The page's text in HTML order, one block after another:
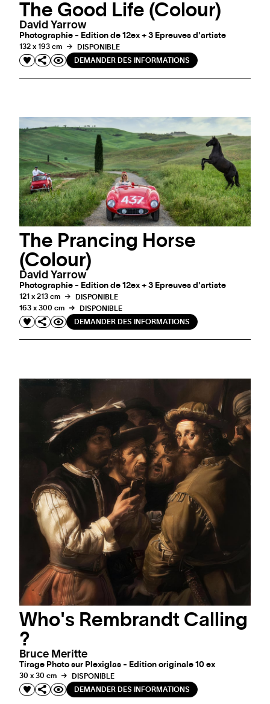
The Good Life (Colour)
David Yarrow
Photographie - Edition de 12ex + 3 Epreuves d'artiste
132 x 193 cm
DISPONIBLE
DEMANDER DES INFORMATIONS
The Prancing Horse
(Colour)
David Yarrow
Photographie - Edition de 12ex + 3 Epreuves d'artiste
121 x 213 cm
DISPONIBLE
163 x 300 cm
DISPONIBLE
DEMANDER DES INFORMATIONS
Who's Rembrandt Calling
?
Bruce Meritte
Tirage Photo sur Plexiglas - Edition originale 10 ex
30 x 30 cm
DISPONIBLE
DEMANDER DES INFORMATIONS